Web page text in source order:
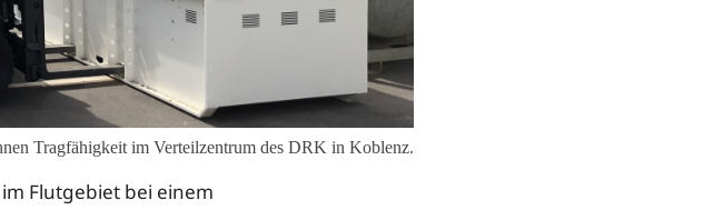
Tragfähigkeit im Verteilzentrum des DRK in Koblenz.
Flutgebiet bei einem